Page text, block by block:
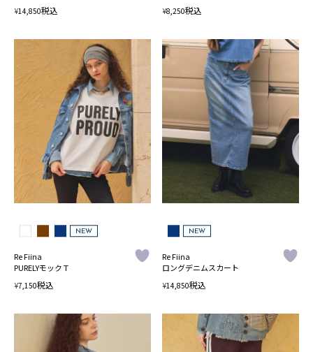
¥14,850税込
¥8,250税込
NEW
Re Fiina
PURELYモックＴ
¥7,150税込
NEW
Re Fiina
ロングデニムスカート
¥14,850税込